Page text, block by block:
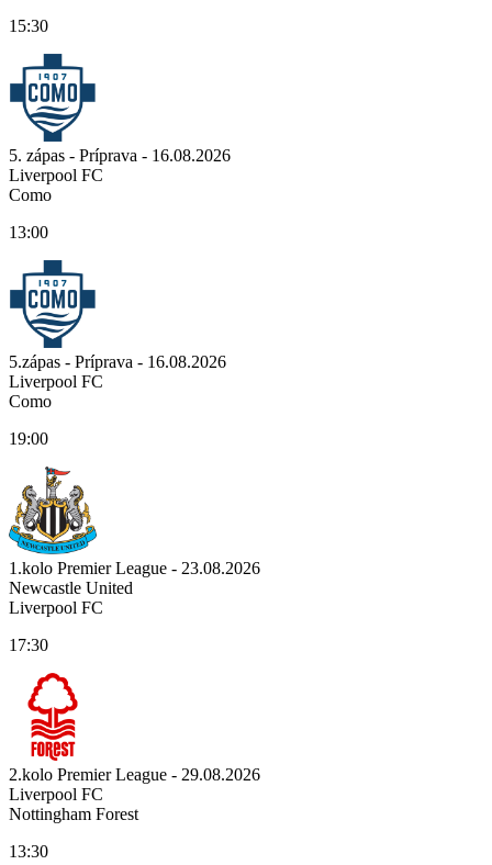
15:30
5. zápas - Príprava - 16.08.2026
Liverpool FC
Como
13:00
5.zápas - Príprava - 16.08.2026
Liverpool FC
Como
19:00
1.kolo Premier League - 23.08.2026
Newcastle United
Liverpool FC
17:30
2.kolo Premier League - 29.08.2026
Liverpool FC
Nottingham Forest
13:30